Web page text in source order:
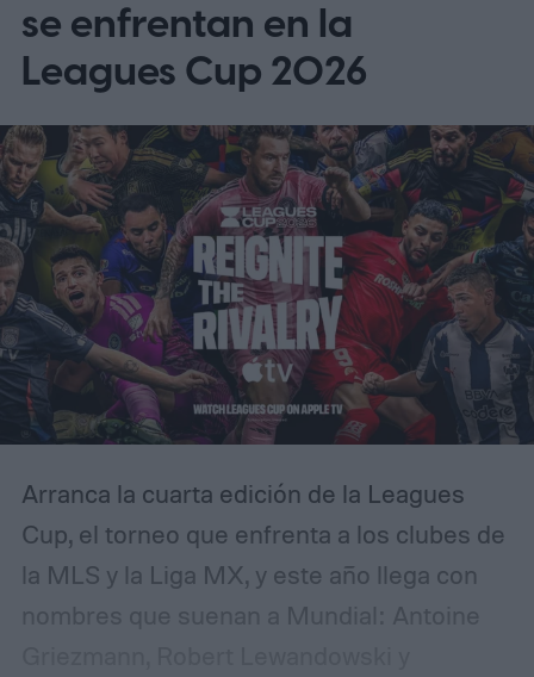
se enfrentan en la
Leagues Cup 2026
Arranca la cuarta edición de la Leagues
Cup, el torneo que enfrenta a los clubes de
la MLS y la Liga MX, y este año llega con
nombres que suenan a Mundial: Antoine